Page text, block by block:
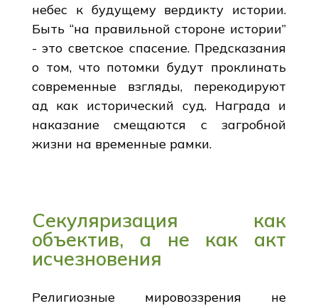
небес к будущему вердикту истории.
Быть “на правильной стороне истории”
- это светское спасение. Предсказания
о том, что потомки будут проклинать
современные взгляды, перекодируют
ад как исторический суд. Награда и
наказание смещаются с загробной
жизни на временные рамки.
Секуляризация как
объектив, а не как акт
исчезновения
Религиозные мировоззрения не